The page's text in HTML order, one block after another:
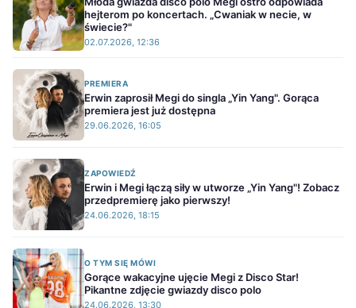
hejterom po koncertach. „Cwaniak w necie, w
świecie?"
02.07.2026, 12:36
PREMIERA
Erwin zaprosił Megi do singla „Yin Yang". Gorąca
premiera jest już dostępna
29.06.2026, 16:05
ZAPOWIEDŹ
Erwin i Megi łączą siły w utworze „Yin Yang"! Zobacz
przedpremierę jako pierwszy!
24.06.2026, 18:15
O TYM SIĘ MÓWI
Gorące wakacyjne ujęcie Megi z Disco Star!
Pikantne zdjęcie gwiazdy disco polo
24.06.2026, 13:30